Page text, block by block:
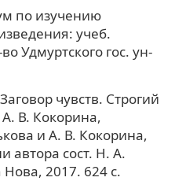
по изучению
учеб.
Удмуртского гос. ун-
чувств. Строгий
В. Кокорина,
и А. В. Кокорина,
автора сост. Н. А.
2017. 624 с.